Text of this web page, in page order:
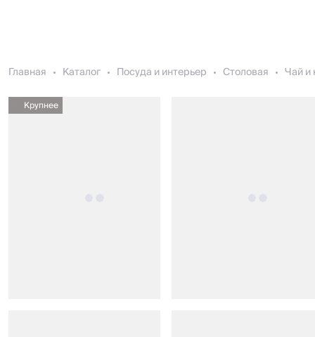
Главная Каталог Посуда и интерьер Столовая Чай и
Крупнее